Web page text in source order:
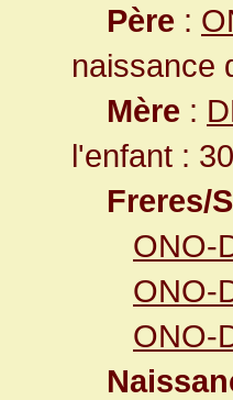
Père :
naissance
Mère :
l'enfant :
Freres/
ONO-
ONO-
ONO-